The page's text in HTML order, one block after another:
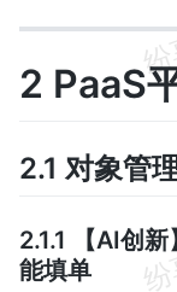
2 PaaS
2.1 对象管
2.1.1 【AI创
能填单